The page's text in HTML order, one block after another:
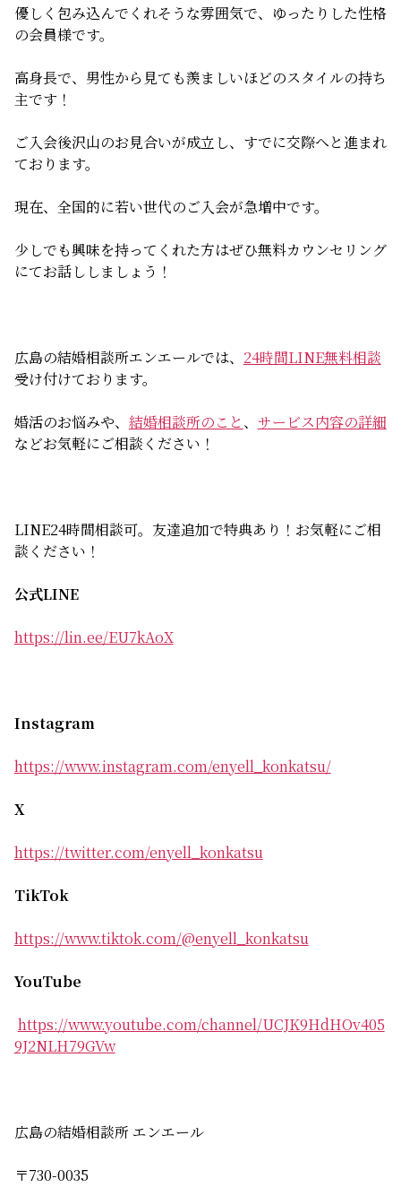
優しく包み込んでくれそうな雰囲気で、ゆったりした性格
の会員様です。
高身長で、男性から見ても羨ましいほどのスタイルの持ち
主です！
ご入会後沢山のお見合いが成立し、すでに交際へと進まれ
ております。
現在、全国的に若い世代のご入会が急増中です。
少しでも興味を持ってくれた方はぜひ無料カウンセリング
にてお話ししましょう！
広島の結婚相談所エンエールでは、 24時間LINE無料相談
受け付けております。
婚活のお悩みや、 結婚相談所のこと、 サービス内容の詳細
などお気軽にご相談ください！
LINE24時間相談可。友達追加で特典あり！お気軽にご相
談ください！
公式LINE
https://lin.ee/EU7kAoX
Instagram
https://www.instagram.com/enyell_konkatsu/
X
https://twitter.com/enyell_konkatsu
TikTok
https://www.tiktok.com/@enyell_konkatsu
YouTube
https://www.youtube.com/channel/UCJK9HdHOv405
9J2NLH79GVw
広島の結婚相談所 エンエール
〒730-0035